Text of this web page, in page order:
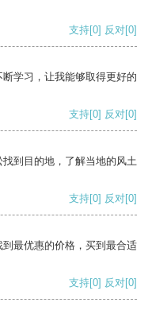
支持[0] 反对[0]
学习，让我能够取得更好的
支持[0] 反对[0]
到目的地，了解当地的风土
支持[0] 反对[0]
最优惠的价格，买到最合适
支持[0] 反对[0]